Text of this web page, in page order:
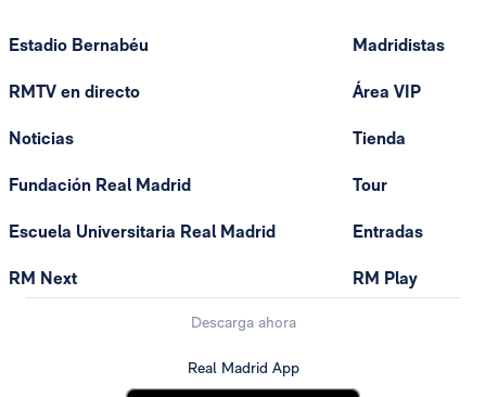
Estadio Bernabéu
RMTV en directo
Noticias
Fundación Real Madrid
Escuela Universitaria Real Madrid
RM Next
Madridistas
Área VIP
Tienda
Tour
Entradas
RM Play
Descarga ahora
Real Madrid App